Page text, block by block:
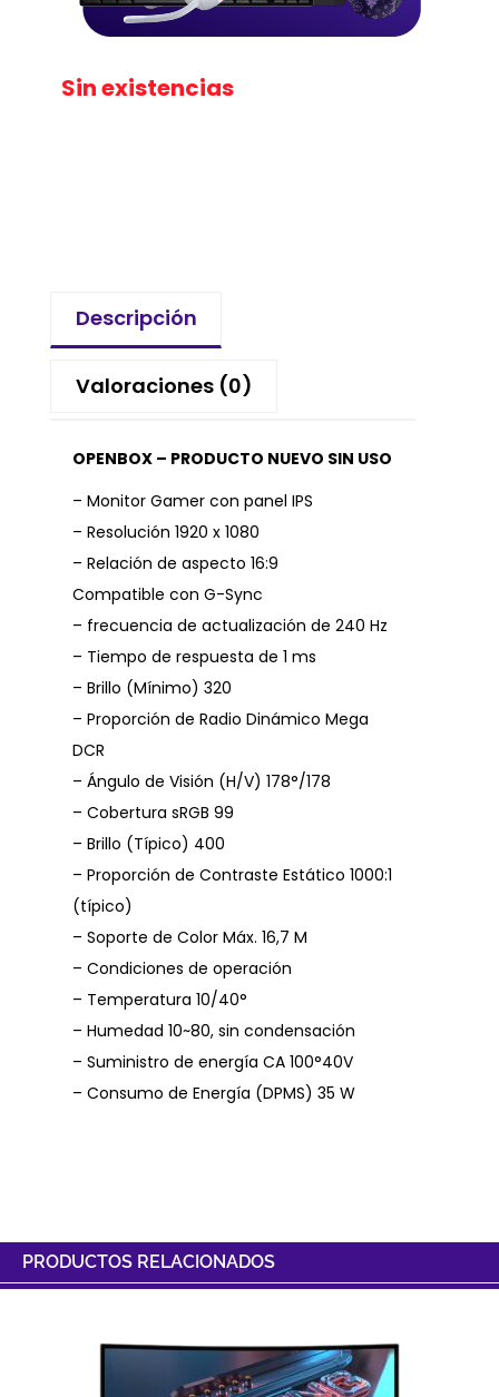
Sin existencias
Descripción
Valoraciones (0)
OPENBOX – PRODUCTO NUEVO SIN USO
– Monitor Gamer con panel IPS
– Resolución 1920 x 1080
– Relación de aspecto 16:9
Compatible con G-Sync
– frecuencia de actualización de 240 Hz
– Tiempo de respuesta de 1 ms
– Brillo (Mínimo) 320
– Proporción de Radio Dinámico Mega
DCR
– Ángulo de Visión (H/V) 178°/178
– Cobertura sRGB 99
– Brillo (Típico) 400
– Proporción de Contraste Estático 1000:1
(típico)
– Soporte de Color Máx. 16,7 M
– Condiciones de operación
– Temperatura 10/40°
– Humedad 10~80, sin condensación
– Suministro de energía CA 100°40V
– Consumo de Energía (DPMS) 35 W
PRODUCTOS RELACIONADOS